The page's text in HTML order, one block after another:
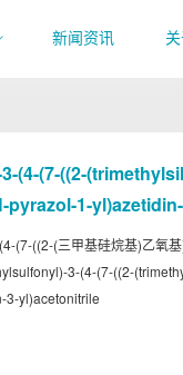
新闻资讯
(4-(7-((2-
1-
(7-((2-(三甲基硅烷基)乙氧
3-(4-(7-((2-
3-yl)acetonitrile